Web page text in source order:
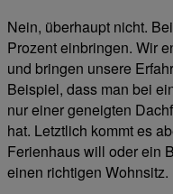
Nein, überhaupt nicht.
Prozent einbringen. Wir
und bringen unsere
Beispiel, dass man bei
nur einer geneigten
hat. Letztlich kommt es
Ferienhaus will oder ein
einen richtigen Wohnsitz.